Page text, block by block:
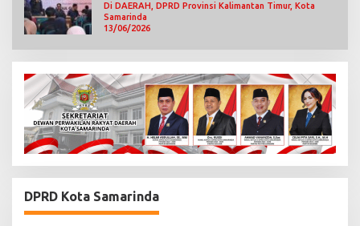
Di DAERAH, DPRD Provinsi Kalimantan Timur, Kota
Samarinda
13/06/2026
DPRD Kota Samarinda